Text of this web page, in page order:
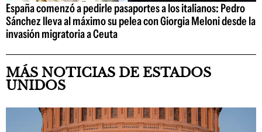
España comenzó a pedirle pasaportes a los italianos: Pedro
Sánchez lleva al máximo su pelea con Giorgia Meloni desde la
invasión migratoria a Ceuta
MÁS NOTICIAS DE ESTADOS
UNIDOS